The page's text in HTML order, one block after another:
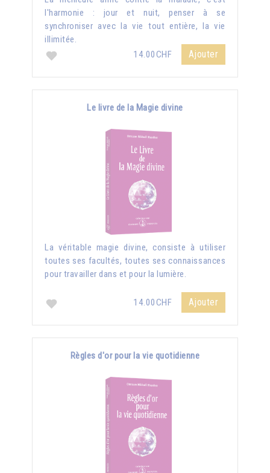
l'harmonie : jour et nuit, penser à se
synchroniser avec la vie tout entière, la vie
illimitée.
14.00CHF
Ajouter
Le livre de la Magie divine
La véritable magie divine, consiste à utiliser
toutes ses facultés, toutes ses connaissances
pour travailler dans et pour la lumière.
14.00CHF Ajouter
Règles d'or pour la vie quotidienne